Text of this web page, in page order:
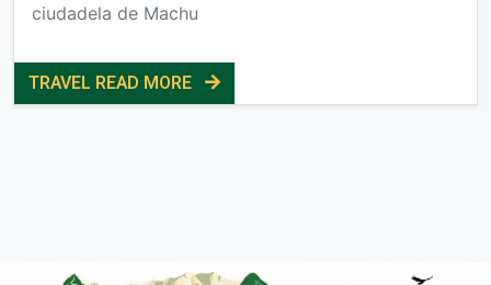
ciudadela de Machu
TRAVEL READ MORE